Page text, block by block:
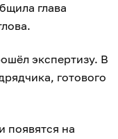
глава
экспертизу. В
готового
появятся на